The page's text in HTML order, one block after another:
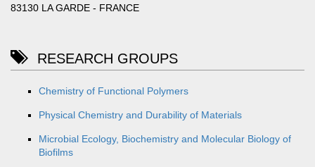
83130 LA GARDE - FRANCE
RESEARCH GROUPS
Chemistry of Functional Polymers
Physical Chemistry and Durability of Materials
Microbial Ecology, Biochemistry and Molecular Biology of
Biofilms